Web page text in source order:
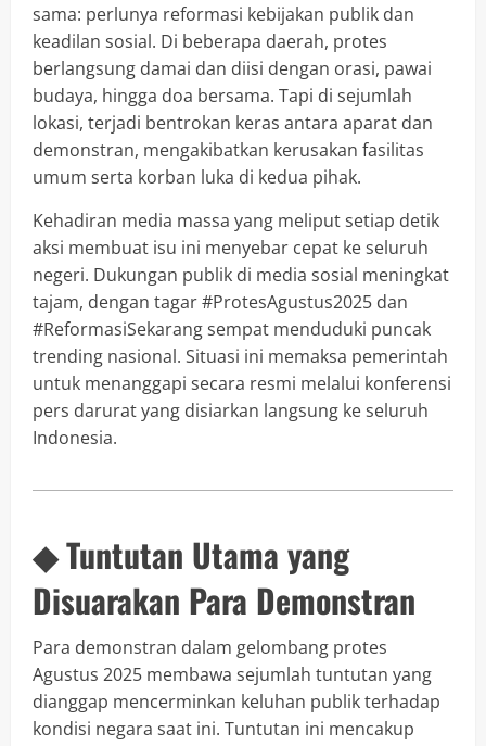
sama: perlunya reformasi kebijakan publik dan
keadilan sosial. Di beberapa daerah, protes
berlangsung damai dan diisi dengan orasi, pawai
budaya, hingga doa bersama. Tapi di sejumlah
lokasi, terjadi bentrokan keras antara aparat dan
demonstran, mengakibatkan kerusakan fasilitas
umum serta korban luka di kedua pihak.
Kehadiran media massa yang meliput setiap detik
aksi membuat isu ini menyebar cepat ke seluruh
negeri. Dukungan publik di media sosial meningkat
tajam, dengan tagar #ProtesAgustus2025 dan
#ReformasiSekarang sempat menduduki puncak
trending nasional. Situasi ini memaksa pemerintah
untuk menanggapi secara resmi melalui konferensi
pers darurat yang disiarkan langsung ke seluruh
Indonesia.
◆ Tuntutan Utama yang
Disuarakan Para Demonstran
Para demonstran dalam gelombang protes
Agustus 2025 membawa sejumlah tuntutan yang
dianggap mencerminkan keluhan publik terhadap
kondisi negara saat ini. Tuntutan ini mencakup